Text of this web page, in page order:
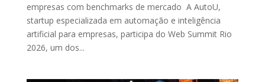
empresas com benchmarks de mercado A AutoU,
startup especializada em automação e inteligência
artificial para empresas, participa do Web Summit Rio
2026, um dos...